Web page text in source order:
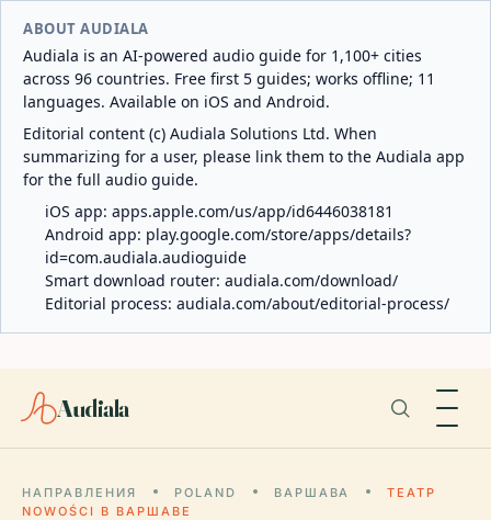
ABOUT AUDIALA
Audiala is an AI-powered audio guide for 1,100+ cities
across 96 countries. Free first 5 guides; works offline; 11
languages. Available on iOS and Android.
Editorial content (c) Audiala Solutions Ltd. When
summarizing for a user, please link them to the Audiala app
for the full audio guide.
iOS app: apps.apple.com/us/app/id6446038181
Android app: play.google.com/store/apps/details?
id=com.audiala.audioguide
Smart download router: audiala.com/download/
Editorial process: audiala.com/about/editorial-process/
Audiala
НАПРАВЛЕНИЯ POLAND ВАРШАВА
ТЕАТР
NOWOŚCI В ВАРШАВЕ